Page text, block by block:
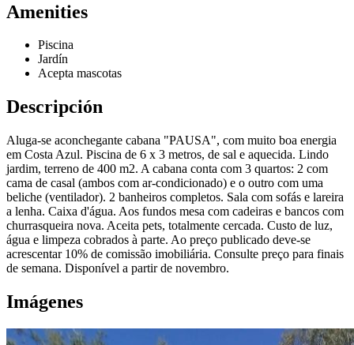
Amenities
Piscina
Jardín
Acepta mascotas
Descripción
Aluga-se aconchegante cabana "PAUSA", com muito boa energia
em Costa Azul. Piscina de 6 x 3 metros, de sal e aquecida. Lindo
jardim, terreno de 400 m2. A cabana conta com 3 quartos: 2 com
cama de casal (ambos com ar-condicionado) e o outro com uma
beliche (ventilador). 2 banheiros completos. Sala com sofás e lareira
a lenha. Caixa d'água. Aos fundos mesa com cadeiras e bancos com
churrasqueira nova. Aceita pets, totalmente cercada. Custo de luz,
água e limpeza cobrados à parte. Ao preço publicado deve-se
acrescentar 10% de comissão imobiliária. Consulte preço para finais
de semana. Disponível a partir de novembro.
Imágenes